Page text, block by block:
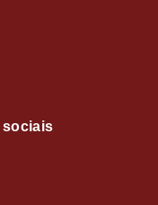
sociais